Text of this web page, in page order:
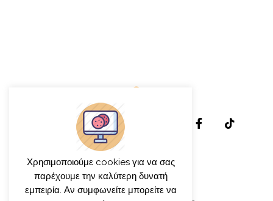
Χρησιμοποιούμε cookies για να σας
παρέχουμε την καλύτερη δυνατή
εμπειρία. Αν συμφωνείτε μπορείτε να